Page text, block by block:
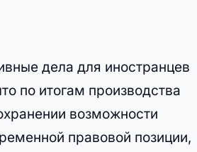
дела для иностранцев
по итогам производства
возможности
правовой позиции,